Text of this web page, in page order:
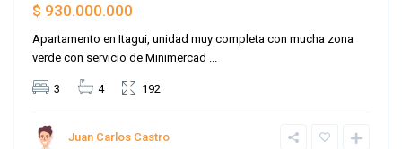
$ 930.000.000
Apartamento en Itagui, unidad muy completa con mucha zona
verde con servicio de Minimercad
3 4 192
Juan Carlos Castro